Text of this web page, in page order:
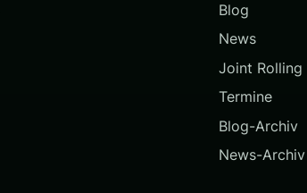
Blog
News
Joint
Termine
Blog-Archiv
News-Archiv